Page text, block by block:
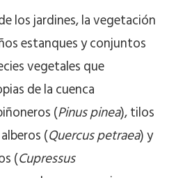
los jardines, la vegetación
estanques y conjuntos
vegetales que
de la cuenca
(Pinus pinea), tilos
(Quercus petraea) y
(Cupressus